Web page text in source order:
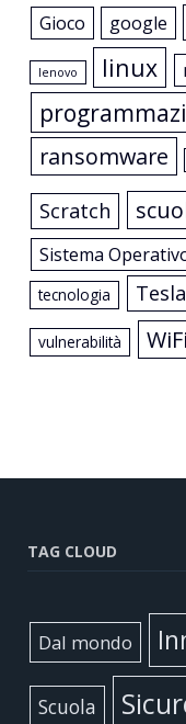
Gioco google
lenovo linux
ransomware
Scratch
Sistema
tecnologia
vulnerabilità WiFi
TAG CLOUD
Dal mondo
Scuola